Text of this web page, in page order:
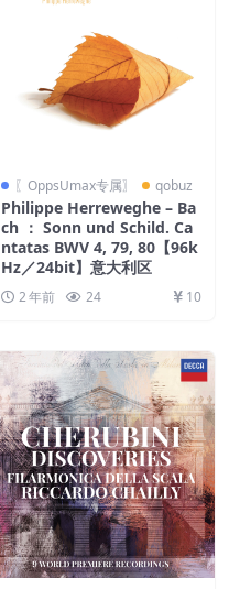
〖OppsUmax专属〗 qobuz
Philippe Herreweghe – Ba
ch ： Sonn und Schild. Ca
ntatas BWV 4, 79, 80【96k
Hz／24bit】意大利区
2 年前 24 10